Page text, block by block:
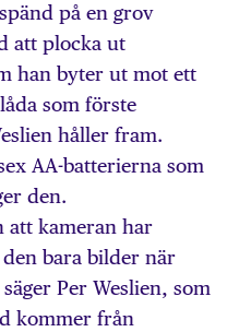
på en grov
att plocka ut
han byter ut mot ett
som förste
håller fram.
AA-batterierna som
den.
att kameran har
bara bilder när
Per Weslien, som
kommer från